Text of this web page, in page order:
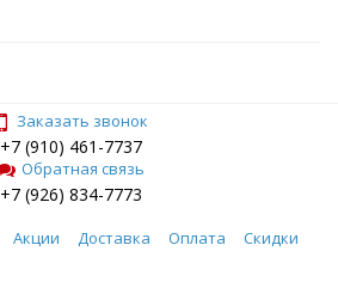
Заказать звонок
+7 (910) 461-7737
Обратная связь
+7 (926) 834-7773
Акции Доставка Оплата
Скидки